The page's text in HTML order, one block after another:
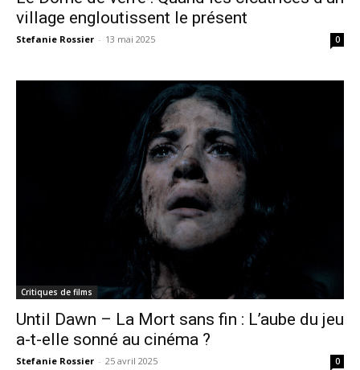
village engloutissent le présent
Stefanie Rossier - 13 mai 2025 0
Critiques de films
Until Dawn – La Mort sans fin : L’aube du jeu
a-t-elle sonné au cinéma ?
Stefanie Rossier - 25 avril 2025 0